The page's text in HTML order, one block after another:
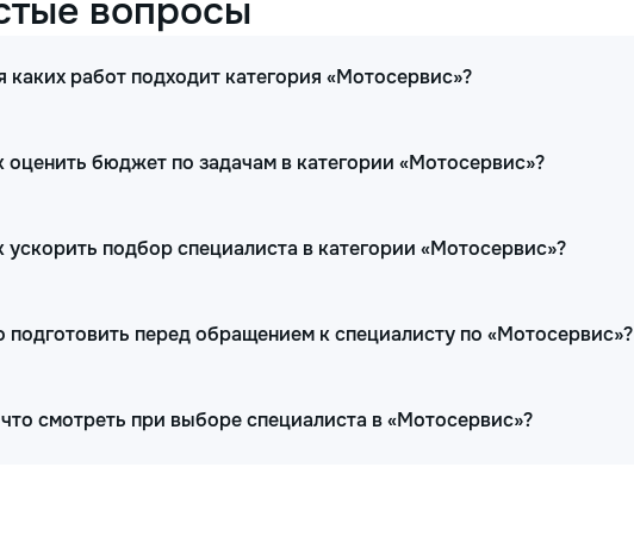
вопросы
каких работ подходит категория «Мотосервис»?
оценить бюджет по задачам в категории «Мотосервис»?
ускорить подбор специалиста в категории «Мотосервис»?
подготовить перед обращением к специалисту по «Мотосервис»?
смотреть при выборе специалиста в «Мотосервис»?